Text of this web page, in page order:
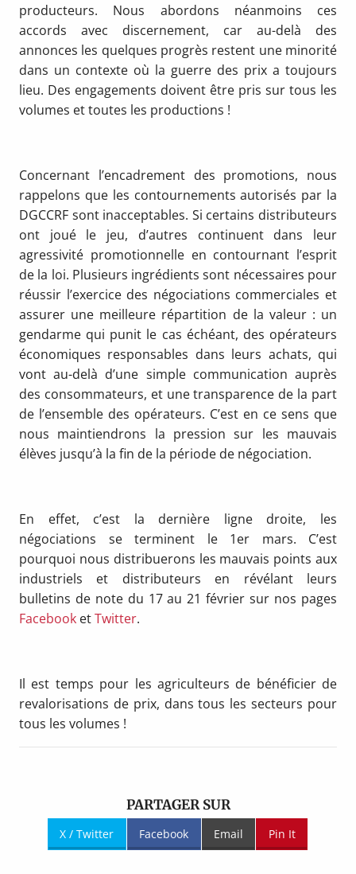
producteurs. Nous abordons néanmoins ces
accords avec discernement, car au-delà des
annonces les quelques progrès restent une minorité
dans un contexte où la guerre des prix a toujours
lieu. Des engagements doivent être pris sur tous les
volumes et toutes les productions !
Concernant l’encadrement des promotions, nous
rappelons que les contournements autorisés par la
DGCCRF sont inacceptables. Si certains distributeurs
ont joué le jeu, d’autres continuent dans leur
agressivité promotionnelle en contournant l’esprit
de la loi. Plusieurs ingrédients sont nécessaires pour
réussir l’exercice des négociations commerciales et
assurer une meilleure répartition de la valeur : un
gendarme qui punit le cas échéant, des opérateurs
économiques responsables dans leurs achats, qui
vont au-delà d’une simple communication auprès
des consommateurs, et une transparence de la part
de l’ensemble des opérateurs. C’est en ce sens que
nous maintiendrons la pression sur les mauvais
élèves jusqu’à la fin de la période de négociation.
En effet, c’est la dernière ligne droite, les
négociations se terminent le 1er mars. C’est
pourquoi nous distribuerons les mauvais points aux
industriels et distributeurs en révélant leurs
bulletins de note du 17 au 21 février sur nos pages
Facebook etTwitter.
Il est temps pour les agriculteurs de bénéficier de
revalorisations de prix, dans tous les secteurs pour
tous les volumes !
PARTAGER SUR
X / Twitter Facebook Email Pin It